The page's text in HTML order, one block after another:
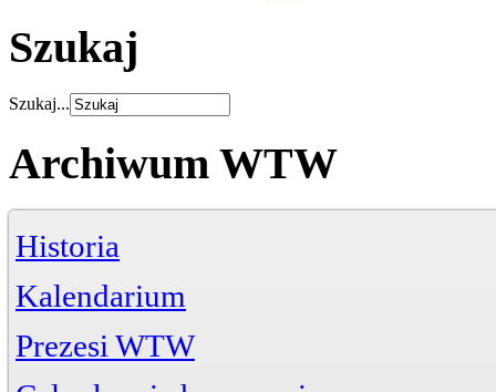
Szukaj
Szukaj...
Archiwum WTW
Historia
Kalendarium
Prezesi WTW